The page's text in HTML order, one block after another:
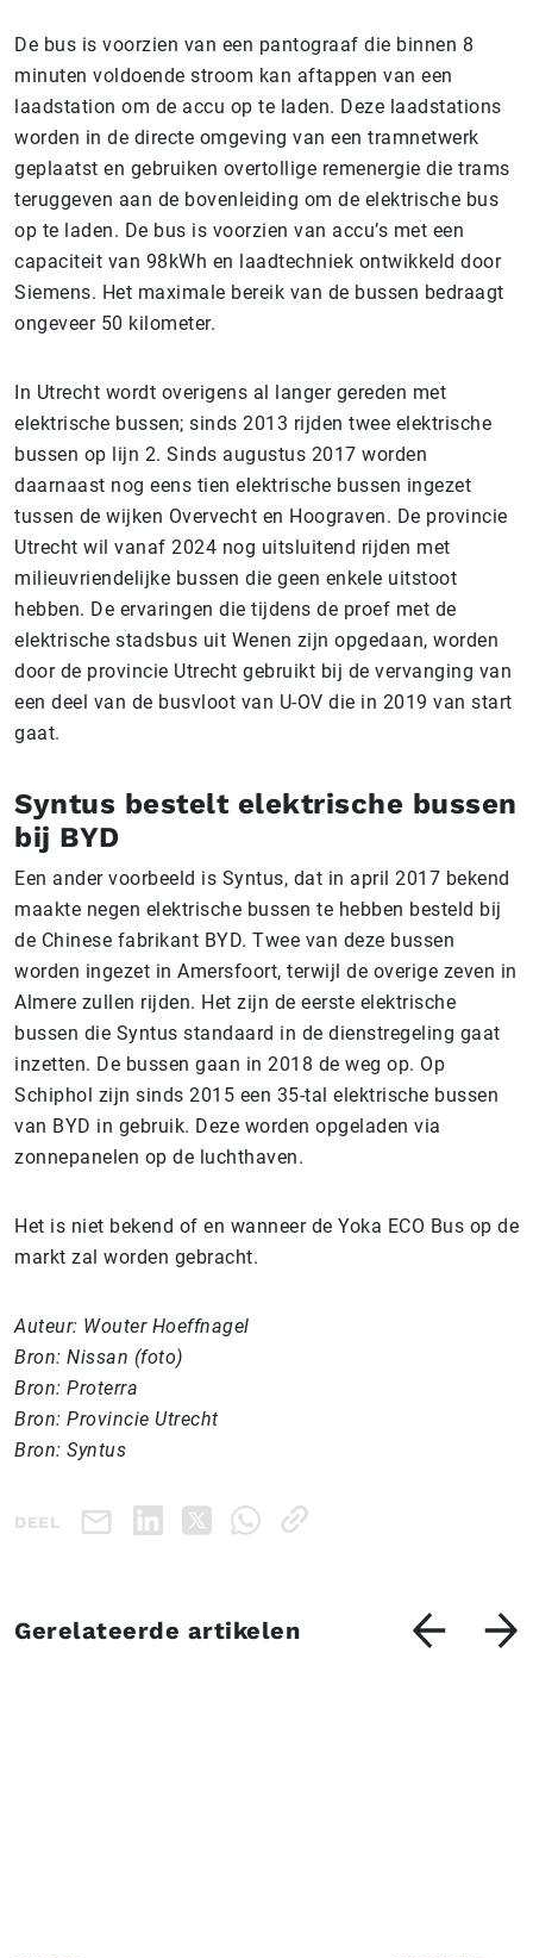
De bus is voorzien van een pantograaf die binnen 8
minuten voldoende stroom kan aftappen van een
laadstation om de accu op te laden. Deze laadstations
worden in de directe omgeving van een tramnetwerk
geplaatst en gebruiken overtollige remenergie die trams
teruggeven aan de bovenleiding om de elektrische bus
op te laden. De bus is voorzien van accu’s met een
capaciteit van 98kWh en laadtechniek ontwikkeld door
Siemens. Het maximale bereik van de bussen bedraagt
ongeveer 50 kilometer.
In Utrecht wordt overigens al langer gereden met
elektrische bussen; sinds 2013 rijden twee elektrische
bussen op lijn 2. Sinds augustus 2017 worden
daarnaast nog eens tien elektrische bussen ingezet
tussen de wijken Overvecht en Hoograven. De provincie
Utrecht wil vanaf 2024 nog uitsluitend rijden met
milieuvriendelijke bussen die geen enkele uitstoot
hebben. De ervaringen die tijdens de proef met de
elektrische stadsbus uit Wenen zijn opgedaan, worden
door de provincie Utrecht gebruikt bij de vervanging van
een deel van de busvloot van U-OV die in 2019 van start
gaat.
Syntus bestelt elektrische bussen
bij BYD
Een ander voorbeeld is Syntus, dat in april 2017 bekend
maakte negen elektrische bussen te hebben besteld bij
de Chinese fabrikant BYD. Twee van deze bussen
worden ingezet in Amersfoort, terwijl de overige zeven in
Almere zullen rijden. Het zijn de eerste elektrische
bussen die Syntus standaard in de dienstregeling gaat
inzetten. De bussen gaan in 2018 de weg op. Op
Schiphol zijn sinds 2015 een 35-tal elektrische bussen
van BYD in gebruik. Deze worden opgeladen via
zonnepanelen op de luchthaven.
Het is niet bekend of en wanneer de Yoka ECO Bus op de
markt zal worden gebracht.
Auteur: Wouter Hoeffnagel
Bron: Nissan (foto)
Bron: Proterra
Bron: Provincie Utrecht
Bron: Syntus
DEEL
Gerelateerde artikelen